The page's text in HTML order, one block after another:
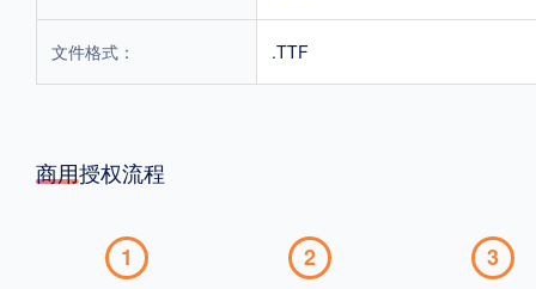
文件格式： .TTF
商用授权流程
1 2 3